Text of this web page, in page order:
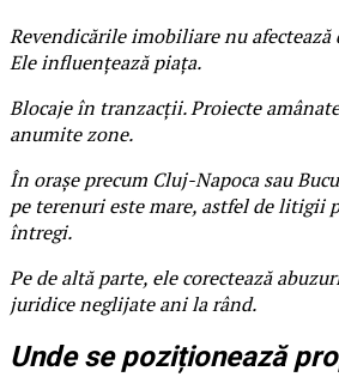
Revendicările imobiliare nu
Ele influențează piața.
Blocaje în tranzacții. Proiecte
anumite zone.
În orașe precum Cluj-Napoca sau
pe terenuri este mare, astfel de litigii
întregi.
Pe de altă parte, ele corectează
juridice neglijate ani la rând.
Unde se poziționează